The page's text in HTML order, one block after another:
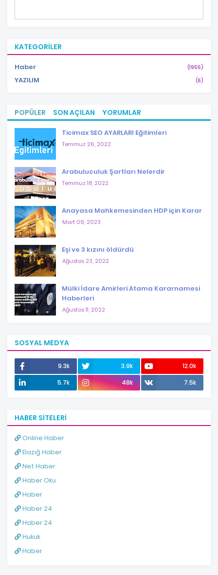
KATEGORILER
Haber (1955)
YAZILIM (6)
POPÜLER SON AÇILAN YORUMLAR
Ticimax SEO AYARLARI Eğitimleri
Temmuz 26, 2022
Arabuluculuk Şartları Nelerdir
Temmuz 18, 2022
Anayasa Mahkemesinden HDP için Karar
Mart 09, 2023
Eşi ve 3 kızını öldürdü
Ağustos 23, 2022
Mülki İdare Amirleri Atama Kararnamesi
Haberleri
Ağustos 11, 2022
SOSYAL MEDYA
9.3k 3.9k
12.0k
5.7k
48k 7.5k
HABER SITELERI
Online Haber
Elazığ Haber
Net Haber
Haber Oku
Haber
Haber 24
Haber 24
Hukuk
Haber